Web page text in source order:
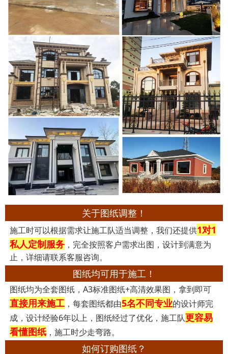
关于图纸调整！
施工时可以根据需求让施工队适当调整，我们还提供1对1
私人定制服务，完全按照客户需求出图，设计到满意为
止，详细请联系客服咨询。
图纸均可用于施工！
图纸均为全套图纸，A3标准图纸+高清效果图，拿到即可
直接用来施工，每套图纸都由5名不同专业的设计师完
成，设计经验6年以上，图纸经过了优化，施工队更容易
看懂图纸，施工时少走弯路。
如何订购图纸？